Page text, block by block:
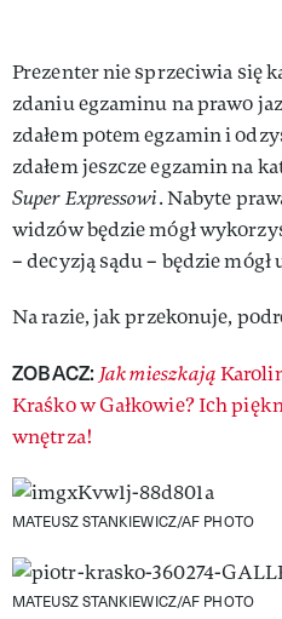
Prezenter nie sprzeciwia się
zdaniu egzaminu na prawo
zdałem potem egzamin i
zdałem jeszcze egzamin na
Super Expressowi. Nabyte
widzów będzie mógł
– decyzją sądu – będzie mógł
Na razie, jak przekonuje,
ZOBACZ: Jak mieszkają
Kraśko w Gałkowie? Ich
wnętrza!
MATEUSZ STANKIEWICZ/AF PHOTO
MATEUSZ STANKIEWICZ/AF PHOTO